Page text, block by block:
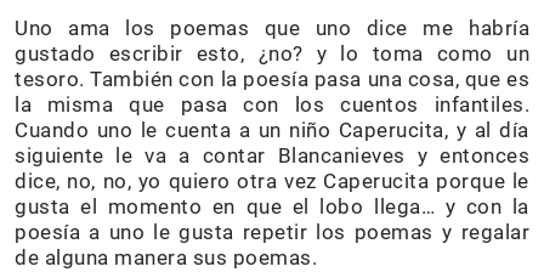
Uno ama los poemas que uno dice me habría
gustado escribir esto, ¿no? y lo toma como un
tesoro. También con la poesía pasa una cosa, que es
la misma que pasa con los cuentos infantiles.
Cuando uno le cuenta a un niño Caperucita, y al día
siguiente le va a contar Blancanieves y entonces
dice, no, no, yo quiero otra vez Caperucita porque le
gusta el momento en que el lobo llega… y con la
poesía a uno le gusta repetir los poemas y regalar
de alguna manera sus poemas.